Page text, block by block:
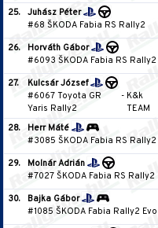
25.
Juhász Péter
#68 ŠKODA Fabia RS Rally2
26.
Horváth Gábor
#6093 ŠKODA Fabia RS Rally2
27.
Kulcsár József
#6067 Toyota GR
Yaris Rally2
- K&k
TEAM
28.
Herr Máté
#3085 ŠKODA Fabia RS Rally2
29.
Molnár Adrián
#7027 ŠKODA Fabia RS Rally2
30.
Bajka Gábor
#1085 ŠKODA Fabia Rally2 Evo